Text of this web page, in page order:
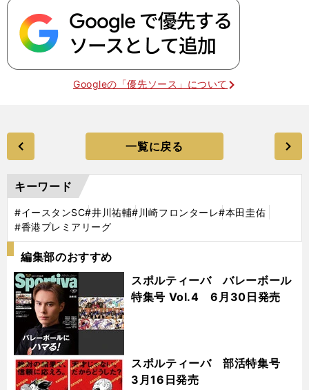
Googleの「優先ソース」について
一覧に戻る
キーワード
#イースタンSC#井川祐輔#川崎フロンターレ#本田圭佑
#香港プレミアリーグ
編集部のおすすめ
スポルティーバ バレーボール
特集号 Vol.4 6月30日発売
スポルティーバ 部活特集号
3月16日発売